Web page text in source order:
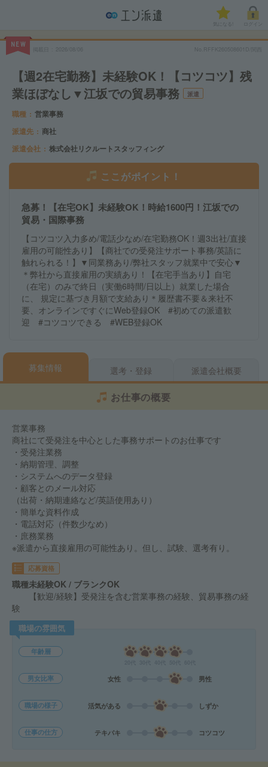
気になる!
NEW
No.RFFK260508601D/関西
【週2在宅勤務】未経験OK！【コツコツ】残
業ほぼなし▼江坂での貿易事務
派遣
職種
営業事務
派遣先
商社
派遣会社
株式会社リクルートスタッフィング
ここがポイント！
急募！【在宅OK】未経験OK！時給1600円！江坂での
貿易・国際事務
【コツコツ入力多め/電話少なめ/在宅勤務OK！週3出社/直接
雇用の可能性あり】【商社での受発注サポート事務/英語に
触れられる！】▼同業務あり/弊社スタッフ就業中で安心▼
＊弊社から直接雇用の実績あり！【在宅手当あり】自宅
（在宅）のみで終日（実働6時間/日以上）就業した場合
に、 規定に基づき月額で支給あり＊履歴書不要＆来社不
要、オンラインですぐにWeb登録OK #初めての派遣歓
迎 #コツコツできる #WEB登録OK
募集情報 選考・登録 派遣会社概要
お仕事の概要
営業事務
商社にて受発注を中心とした事務サポートのお仕事です
・受発注業務
・納期管理、調整
・システムへのデータ登録
・顧客とのメール対応
（出荷・納期連絡など/英語使用あり）
・簡単な資料作成
・電話対応（件数少なめ）
・庶務業務
※派遣から直接雇用の可能性あり。但し、試験、選考有り。
応募資格
職種未経験OK / ブランクOK
【歓迎/経験】受発注を含む営業事務の経験、貿易事務の経
験
職場の雰囲気
年齢層
男女比率 女性 男性
職場の様子 活気がある しずか
仕事の仕方 テキパキ コツコツ